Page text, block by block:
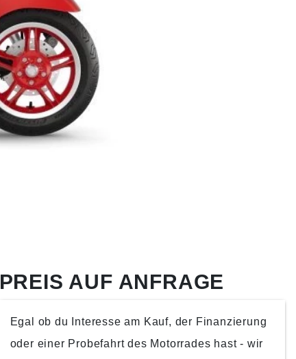
PREIS AUF ANFRAGE
Egal ob du Interesse am Kauf, der Finanzierung
oder einer Probefahrt des Motorrades hast - wir